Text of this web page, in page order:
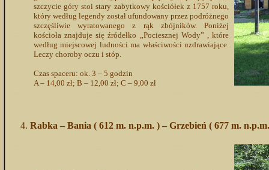
szczycie góry stoi stary zabytkowy kościółek z 1757 roku,
który według legendy został ufundowany przez podróżnego
szczęśliwie wyratowanego z rąk zbójników. Poniżej
kościoła znajduje się źródełko „Pociesznej Wody” , które
według miejscowej ludności ma właściwości uzdrawiające.
Leczy choroby oczu i stóp.
Czas spaceru: ok. 3 – 5 godzin
A – 14,00 zł; B – 12,00 zł; C – 9,00 zł
Rabka – Bania ( 612 m. n.p.m. ) – Grzebień ( 677 m.